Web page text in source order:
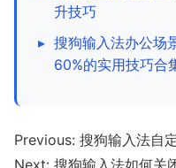
升技巧
▸ 搜狗输入法办公场
60%的实用技巧合
Previous: 搜狗输入法自